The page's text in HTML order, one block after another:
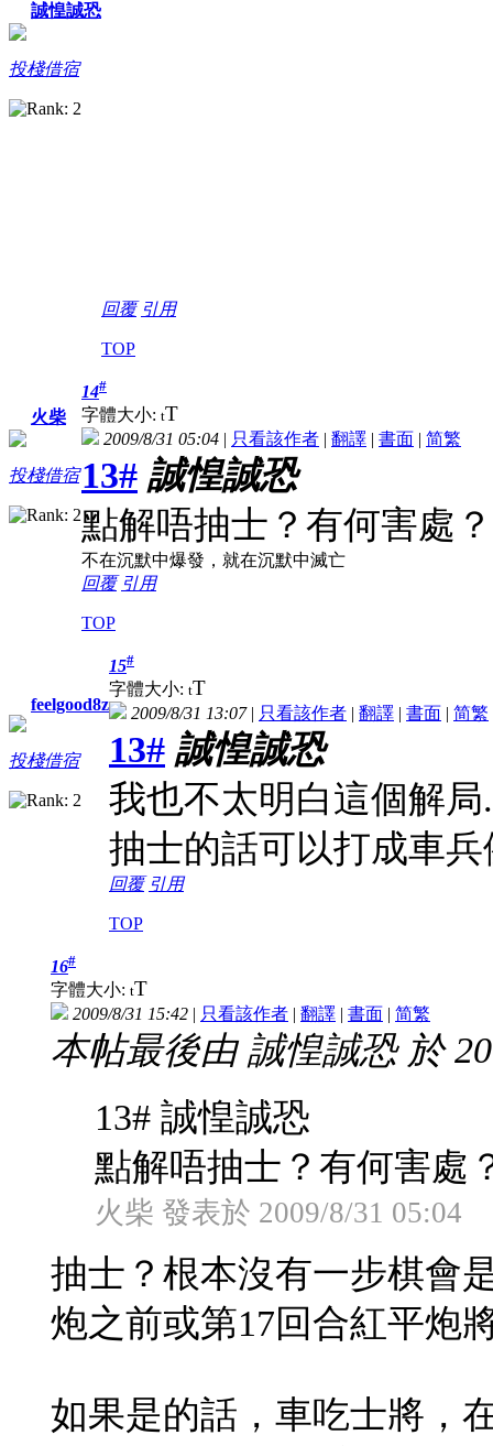
誠惶誠恐
投棧借宿
回覆 引用
TOP
火柴
投棧借宿
14#
字體大小: tT
2009/8/31 05:04 | 只看該作者 | 翻譯 | 書面 | 简繁
13# 誠惶誠恐
點解唔抽士？有何害處？
不在沉默中爆發，就在沉默中滅亡
回覆 引用
TOP
feelgood8z
投棧借宿
15#
字體大小: tT
2009/8/31 13:07| 只看該作者 | 翻譯 | 書面 | 简繁
13# 誠惶誠恐
我也不太明白這個解局
抽士的話可以打成車
回覆 引用
TOP
16#
字體大小: tT
2009/8/31 15:42 | 只看該作者 | 翻譯 | 書面 | 简繁
本帖最後由 誠惶誠恐 於
13# 誠惶誠恐
點解唔抽士？有何害處
火柴 發表於 2009/8/31 05:04
抽士？根本沒有一步棋會
炮之前或第17回合紅平炮
如果是的話，車吃士將，